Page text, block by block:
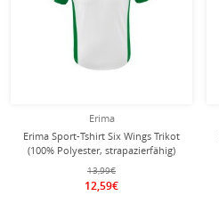
Erima
Erima Sport-Tshirt Six Wings Trikot
(100% Polyester, strapazierfähig)
weiss/smaragdgrün Kinder
13,99€
12,59€